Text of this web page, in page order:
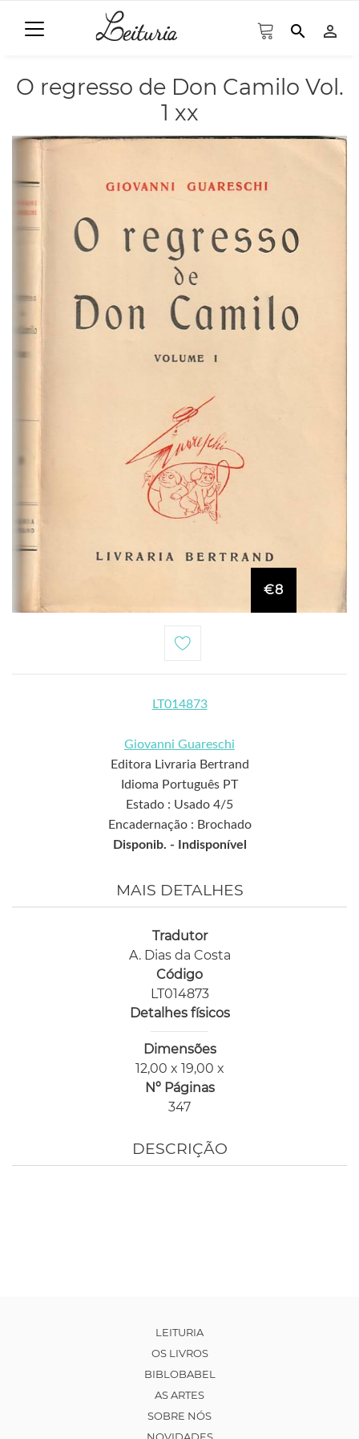
search person_outline
O regresso de Don Camilo Vol.
1 xx
€8
LT014873
Giovanni Guareschi
Editora Livraria Bertrand
Idioma Português PT
Estado : Usado 4/5
Encadernação : Brochado
Disponib. -
Indisponível
MAIS DETALHES
Tradutor
A. Dias da Costa
Código
LT014873
Detalhes físicos
Dimensões
12,00 x 19,00 x
Nº Páginas
347
DESCRIÇÃO
LEITURIA
OS LIVROS
BIBLOBABEL
AS ARTES
SOBRE NÓS